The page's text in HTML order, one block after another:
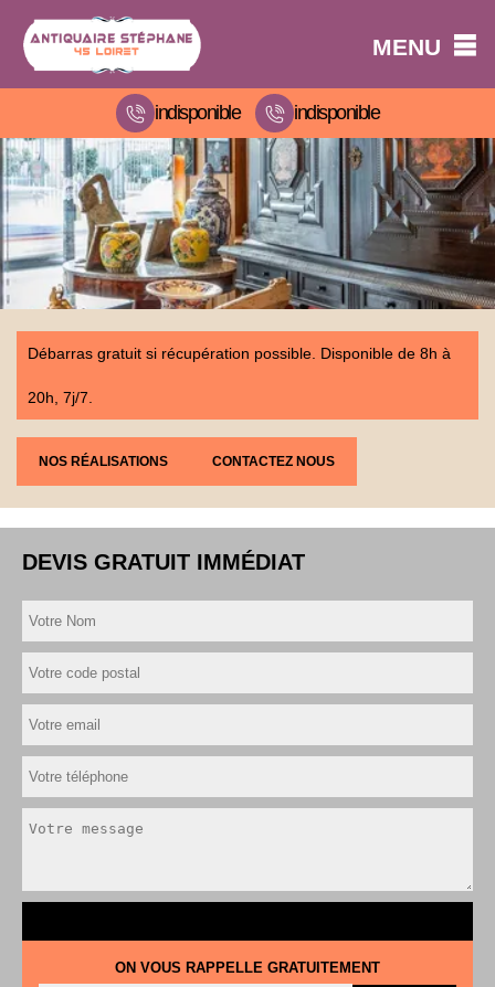
MENU
indisponible indisponible
Débarras gratuit si récupération possible. Disponible de 8h à
20h, 7j/7.
NOS RÉALISATIONS CONTACTEZ NOUS
DEVIS GRATUIT IMMÉDIAT
ON VOUS RAPPELLE GRATUITEMENT